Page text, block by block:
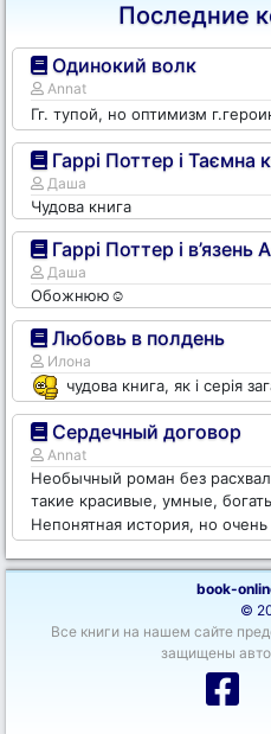
Последние
Одинокий волк
Annat
Гг. тупой, но оптимизм
Гаррі Поттер і Таємна
Даша
Чудова книга
Гаррі Поттер і в’язень
Даша
Обожнюю☺️
Любовь в полдень
Илона
чудова книга, як і серія
Сердечный договор
Annat
Необычный роман без
такие красивые, умные,
Непонятная история, но
book-
©
Все книги на нашем сайте
защищены